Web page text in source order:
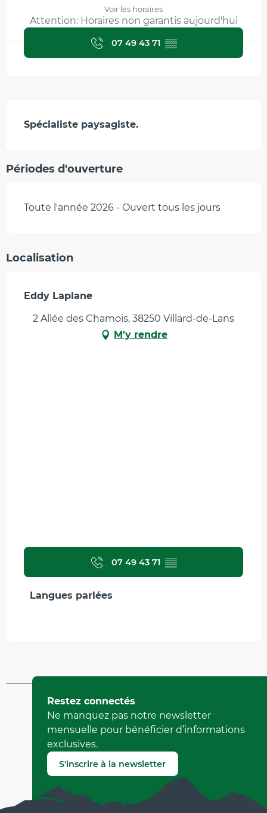
Voir les horaires
Attention: Horaires non garantis aujourd'hui
07 49 43 71 ▒▒
Description
Spécialiste paysagiste.
Périodes d'ouverture
Toute l'année 2026 - Ouvert tous les jours
Localisation
Eddy Laplane
2 Allée des Chamois, 38250 Villard-de-Lans
M'y rendre
07 49 43 71 ▒▒
Langues parlées
Langues parlées
Mis à jour le 13 mars 2025 à 17:03
par Office Municipal de Tourisme de Villard-de-Lans
(Identifiant de l'offre : 6630589)
Signaler une erreur
Restez connectés
Ne manquez pas notre newsletter
mensuelle pour bénéficier d’informations
exclusives.
S'inscrire à la newsletter